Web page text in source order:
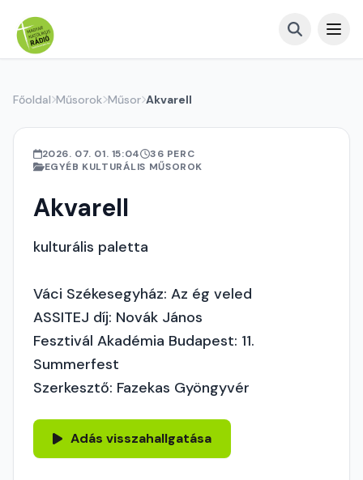
Főoldal Műsorok Műsor Akvarell
2026. 07. 01. 15:04
36 PERC
EGYÉB KULTURÁLIS MŰSOROK
Akvarell
kulturális paletta
Váci Székesegyház: Az ég veled
ASSITEJ díj: Novák János
Fesztivál Akadémia Budapest: 11.
Summerfest
Szerkesztő: Fazekas Gyöngyvér
Adás visszahallgatása